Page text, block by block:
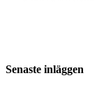
Senaste inläggen